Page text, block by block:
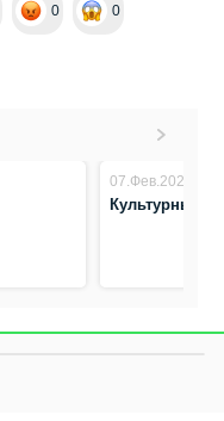
0 0
07.Фев.2024
Культурный